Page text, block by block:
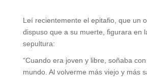
Leí recientemente el epitafio, que un
dispuso que a su muerte, figurara en
sepultura:
“Cuando era joven y libre, soñaba
mundo. Al volverme más viejo y más